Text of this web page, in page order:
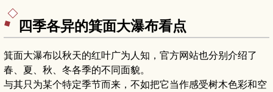
四季各异的箕面大瀑布看点
箕面大瀑布以秋天的红叶广为人知，官方网站也分别介绍了
春、夏、秋、冬各季的不同面貌。
与其只为某个特定季节而来，不如把它当作感受树木色彩和空